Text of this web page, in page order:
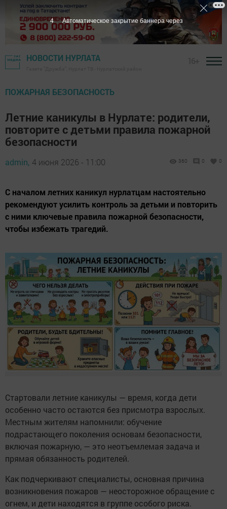
НОВОСТИ НУРЛАТА
ПОЖАРНАЯ БЕЗОПАСНОСТЬ
Летние каникулы в Нурлате: родители,
повторите с детьми правила пожарной
безопасности
admin, 4 июня 2026 - 11:00 360 0 0
С началом летних каникул нурлатцам настоятельно
рекомендуют усилить контроль за детьми и повторить
с ними ключевые правила пожарной безопасности,
чтобы избежать трагедий.
Стартовали летние каникулы — время, когда дети
особенно часто остаются без присмотра взрослых.
Местным жителям напомнили: обучение
подрастающего поколения основам безопасности,
включая пожарную, — это неотъемлемая задача и
прямая обязанность родителей.
Как подчеркивают специалисты, основная причина
возникновения пожаров — неосторожное обращение с
огнем, и дети находятся в группе особого риска.
3 Автоматическое закрытие баннера через